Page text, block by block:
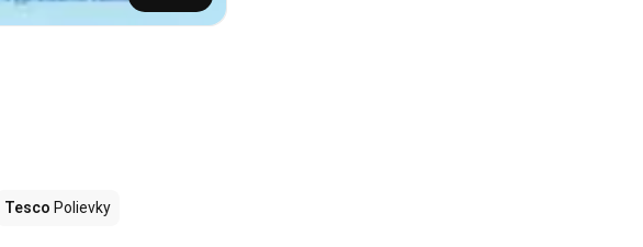
Tesco Polievky